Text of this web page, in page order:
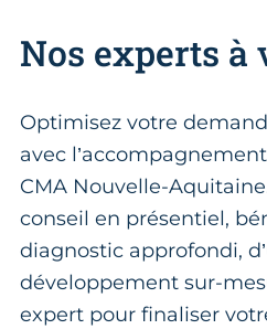
Nos experts à
Optimisez votre
avec
CMA Nouvelle-
conseil en présentiel,
diagnostic approfondi,
développement sur-
expert pour finaliser